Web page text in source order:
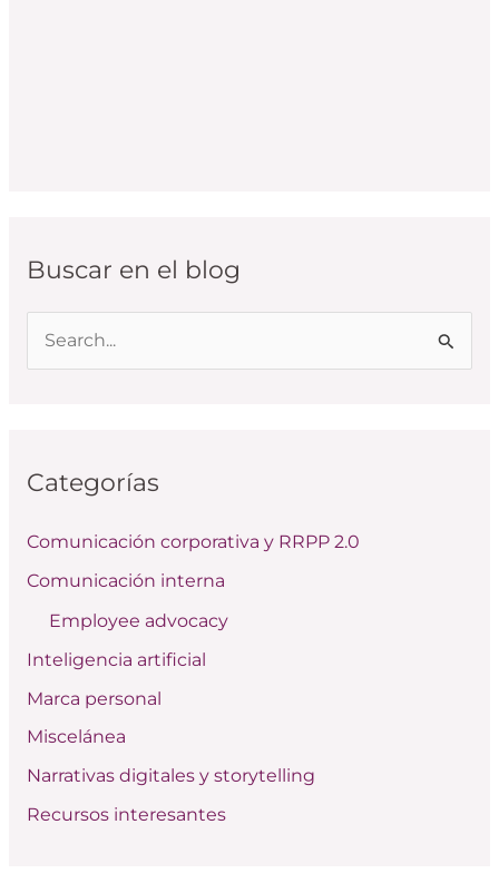
Buscar en el blog
a
p
o
:
Categorías
Comunicación corporativa y RRPP 2.0
Comunicación interna
Employee advocacy
Inteligencia artificial
Marca personal
Miscelánea
Narrativas digitales y storytelling
Recursos interesantes